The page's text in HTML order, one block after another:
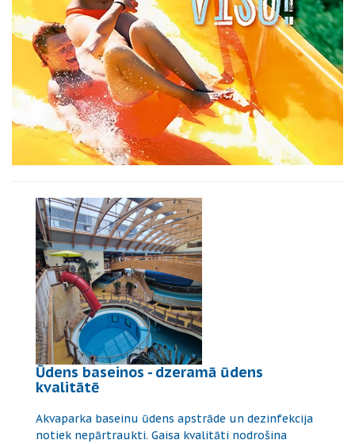
Ūdens baseinos - dzeramā ūdens
kvalitātē
Akvaparka baseinu ūdens apstrāde un dezinfekcija
notiek nepārtraukti. Gaisa kvalitāti nodrošina